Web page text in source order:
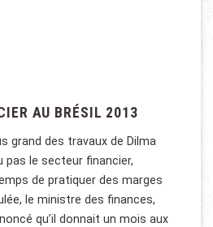
AU BRÉSIL 2013
grand des travaux de Dilma
le secteur financier,
de pratiquer des marges
le ministre des finances,
qu’il donnait un mois aux